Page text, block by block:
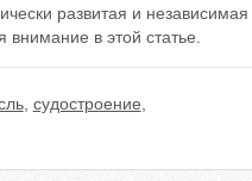
развитая и независимая
в этой статье.
, судостроение